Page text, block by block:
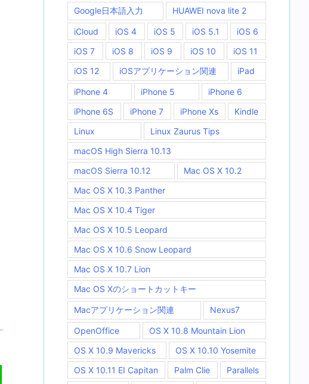
Google日本語入力
HUAWEI nova lite 2
iCloud iOS 4 iOS 5 iOS 5.1
iOS 6
iOS 7
iOS 8 iOS 9 iOS 10
iOS 11
iOS 12
iOSアプリケーション関連 iPad
iPhone 4 iPhone 5
iPhone 6
iPhone 6S
iPhone 7 iPhone Xs
Kindle
Linux
Linux Zaurus Tips
macOS High Sierra 10.13
macOS Sierra 10.12
Mac OS X 10.2
Mac OS X 10.3 Panther
Mac OS X 10.4 Tiger
Mac OS X 10.5 Leopard
Mac OS X 10.6 Snow Leopard
Mac OS X 10.7 Lion
Mac OS Xのショートカットキー
Macアプリケーション関連 Nexus7
OpenOffice
OS X 10.8 Mountain Lion
OS X 10.9 Mavericks
OS X 10.10 Yosemite
OS X 10.11 EI Capitan
Palm Clie
Parallels